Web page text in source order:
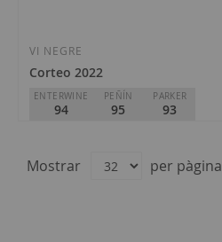
VI NEGRE
Corteo 2022
ENTERWINE
94
PEÑÍN
95
PARKER
93
D.O. Jumilla
Mostrar per pàgina